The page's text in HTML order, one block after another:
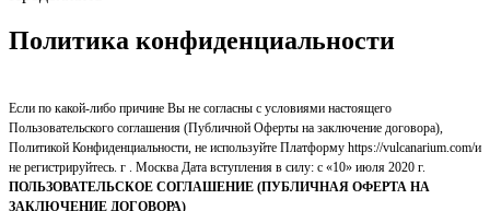
Политика конфиденциальности
Если по какой-либо причине Вы не согласны с условиями настоящего
Пользовательского соглашения (Публичной Оферты на заключение договора),
Политикой Конфиденциальности, не используйте Платформу https://vulcanarium.com/и
не регистрируйтесь. г . Москва Дата вступления в силу: с «10» июля 2020 г.
ПОЛЬЗОВАТЕЛЬСКОЕ СОГЛАШЕНИЕ (ПУБЛИЧНАЯ ОФЕРТА НА
ЗАКЛЮЧЕНИЕ ДОГОВОРА)